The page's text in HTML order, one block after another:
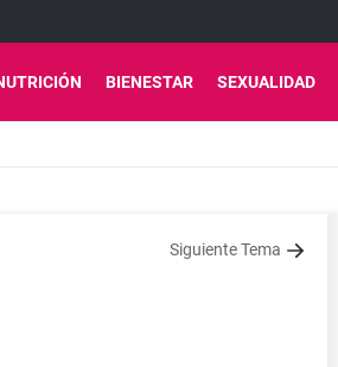
BIENESTAR SEXUALIDAD
Siguiente Tema